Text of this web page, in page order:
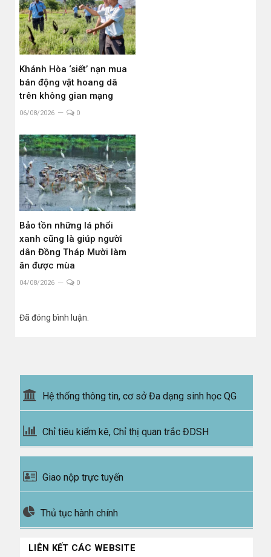
Khánh Hòa ‘siết’ nạn mua
bán động vật hoang dã
trên không gian mạng
06/08/2026 0
Bảo tồn những lá phổi
xanh cũng là giúp người
dân Đồng Tháp Mười làm
ăn được mùa
04/08/2026 0
Đã đóng bình luận.
Hệ thống thông tin, cơ sở Đa dạng sinh học QG
Chỉ tiêu kiểm kê, Chỉ thị quan trắc ĐDSH
Giao nộp trực tuyến
Thủ tục hành chính
LIÊN KẾT CÁC WEBSITE